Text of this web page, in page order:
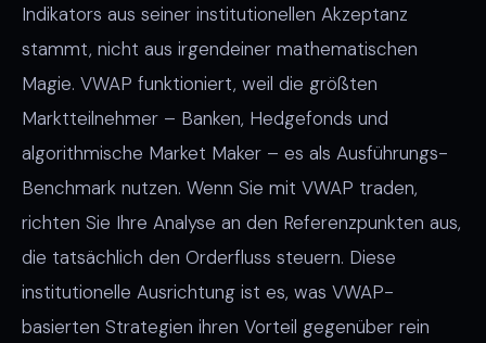
Indikators aus seiner institutionellen Akzeptanz
stammt, nicht aus irgendeiner mathematischen
Magie. VWAP funktioniert, weil die größten
Marktteilnehmer – Banken, Hedgefonds und
algorithmische Market Maker – es als Ausführungs-
Benchmark nutzen. Wenn Sie mit VWAP traden,
richten Sie Ihre Analyse an den Referenzpunkten aus,
die tatsächlich den Orderfluss steuern. Diese
institutionelle Ausrichtung ist es, was VWAP-
basierten Strategien ihren Vorteil gegenüber rein